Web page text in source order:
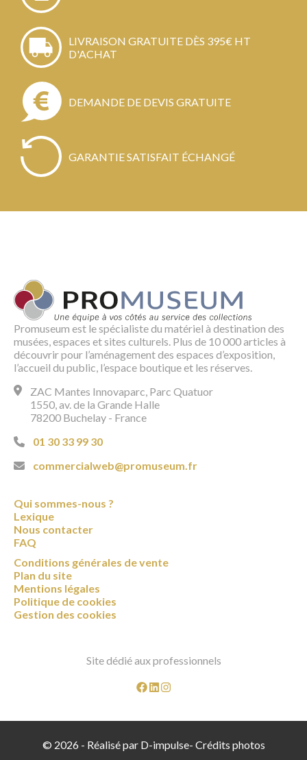
LIVRAISON GRATUITE DÈS 395€ HT
D'ACHAT
DEMANDE DE DEVIS GRATUITE
GARANTIE SATISFAIT ÉCHANGÉ
Promuseum est le spécialiste du matériel à destination des
musées, espaces et sites culturels. Plus de 10 000 articles à
découvrir pour l’aménagement des espaces d’exposition,
l’accueil du public, l’espace boutique et les réserves.
ZAC Mantes Innovaparc, Parc Quatuor
1550, av. de la Grande Halle
78200 Buchelay - France
01 30 33 99 30
commercialweb@promuseum.fr
Qui sommes-nous ?
Lexique
Nous contacter
FAQ
Conditions générales de vente
Plan du site
Mentions légales
Politique de cookies
Gestion des cookies
Site dédié aux professionnels
© 2026 - Réalisé par D-impulse- Crédits photos